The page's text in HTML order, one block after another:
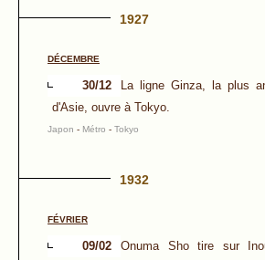
1927
DÉCEMBRE
30/12
La ligne Ginza, la plus
d'Asie, ouvre à Tokyo.
Japon - Métro - Tokyo
1932
FÉVRIER
09/02
Onuma Sho tire sur